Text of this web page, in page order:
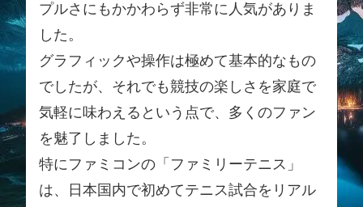
プルさにもかかわらず非常に人気がありま
した。
グラフィックや操作は極めて基本的なもの
でしたが、それでも競技の楽しさを家庭で
気軽に味わえるという点で、多くのファン
を魅了しました。
特にファミコンの「ファミリーテニス」
は、日本国内で初めてテニス試合をリアル